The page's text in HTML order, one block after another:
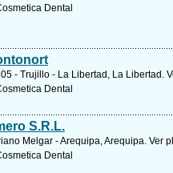
Dental
- Trujillo - La Libertad, La Libertad.
Dental
S.R.L.
Melgar - Arequipa, Arequipa. Ver
Dental